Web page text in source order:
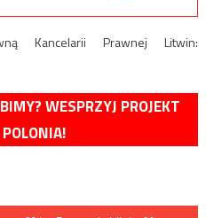
Kancelarii Prawnej Litwin:
WESPRZYJ PROJEKT